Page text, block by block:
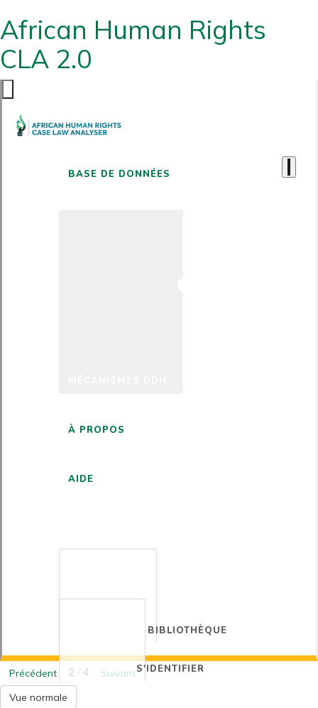
African Human Rights
CLA 2.0
BASE DE DONNÉES
À PROPOS
AIDE
BIBLIOTHÈQUE
S'IDENTIFIER
Précédent 2 / 4
Suivant
Vue normale